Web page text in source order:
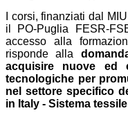
I corsi, finanziati dal
il PO‐Puglia
accesso alla
risponde alla
acquisire nuove ed
tecnologiche per
nel settore specifico
in Italy - Sistema